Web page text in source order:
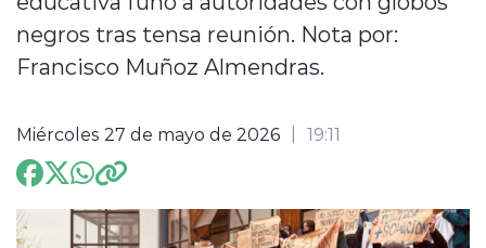
ENTREVISTAS
negros tras tensa reunión. Nota por:
Francisco Muñoz Almendras.
Miércoles 27 de mayo de 2026 19:11